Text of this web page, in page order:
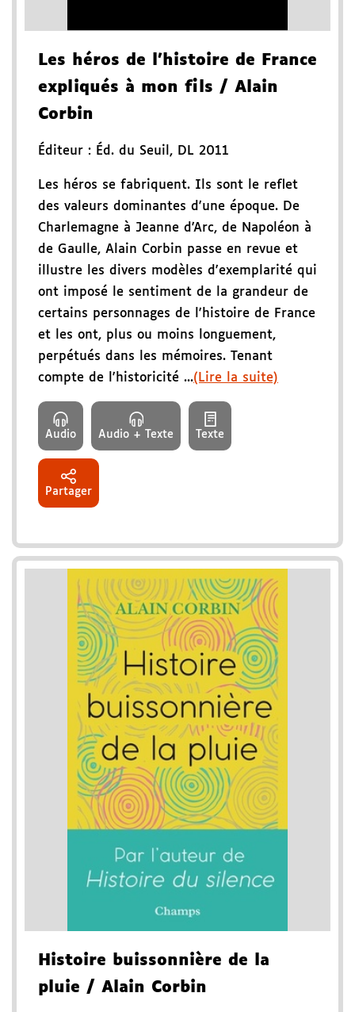
Les héros de l'histoire de France
expliqués à mon fils / Alain
Corbin
Éditeur : Éd. du Seuil , DL 2011
Les héros se fabriquent. Ils sont le reflet
des valeurs dominantes d'une époque. De
Charlemagne à Jeanne d'Arc, de Napoléon à
de Gaulle, Alain Corbin passe en revue et
illustre les divers modèles d'exemplarité qui
ont imposé le sentiment de la grandeur de
certains personnages de l'histoire de France
et les ont, plus ou moins longuement,
perpétués dans les mémoires. Tenant
compte de l'historicité ...(Lire la suite)
Audio Audio + Texte Texte
Partager
Histoire buissonnière de la
pluie / Alain Corbin